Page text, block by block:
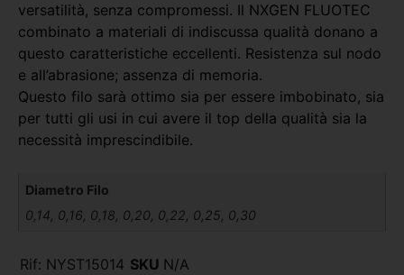
versatilità, senza compromessi. Il NXGEN FLUOTEC
combinato a materiali di indiscussa qualità donano a
questo caratteristiche eccellenti. Resistenza sul nodo
e all’abrasione; assenza di memoria.
Questo filo sarà ottimo sia per essere imbobinato, sia
per tutti gli usi in cui avere il top della qualità sia la
necessità imprescindibile.
Diametro Filo
0,14, 0,16, 0,18, 0,20, 0,22, 0,25, 0,30
Rif: NYST15014 SKU N/A